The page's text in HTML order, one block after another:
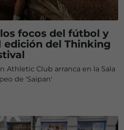
focos del fútbol y
edición del Thinking
Athletic Club arranca en la Sala
de 'Saipan'